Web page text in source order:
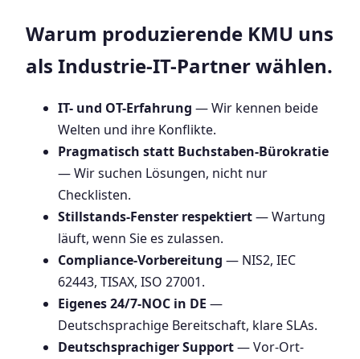
Warum produzierende KMU uns
als Industrie-IT-Partner wählen.
IT- und OT-Erfahrung — Wir kennen beide
Welten und ihre Konflikte.
Pragmatisch statt Buchstaben-Bürokratie
— Wir suchen Lösungen, nicht nur
Checklisten.
Stillstands-Fenster respektiert— Wartung
läuft, wenn Sie es zulassen.
Compliance-Vorbereitung — NIS2, IEC
62443, TISAX, ISO 27001.
Eigenes 24/7-NOC in DE —
Deutschsprachige Bereitschaft, klare SLAs.
Deutschsprachiger Support— Vor-Ort-